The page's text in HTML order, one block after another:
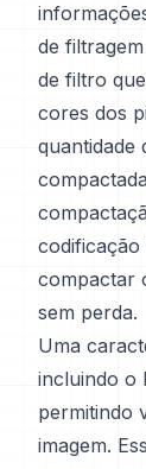
de
de filtro
cores dos
quantidade
compactar
sem perda.
Uma
incluindo o
permitindo
imagem.